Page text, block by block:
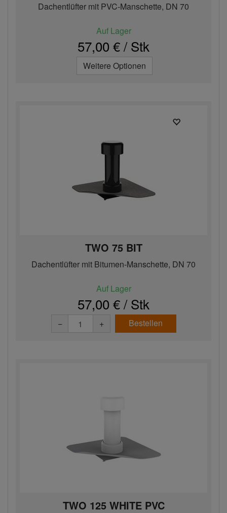
Dachentlüfter mit PVC-Manschette, DN 70
Auf Lager
57,00 € / Stk
Weitere Optionen
TWO 75 BIT
Dachentlüfter mit Bitumen-Manschette, DN 70
Auf Lager
57,00 € / Stk
− + Bestellen
TWO 125 WHITE PVC